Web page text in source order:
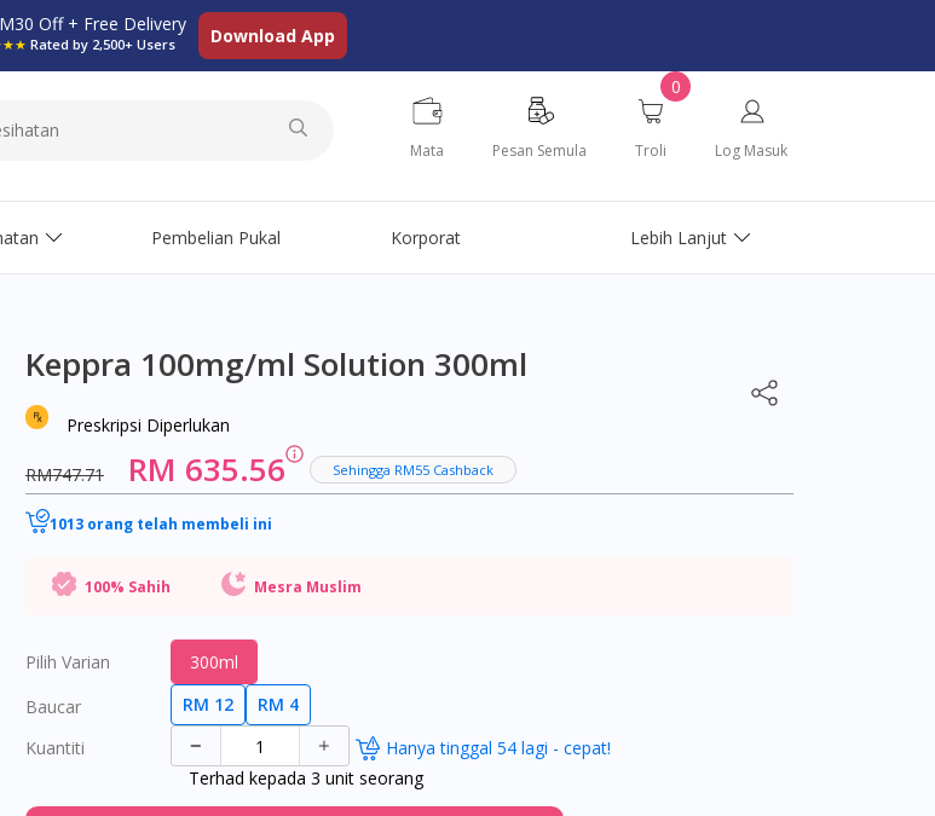
Off + Free Delivery
Rated by 2,500+ Users Download App
Mata Pesan Semula
0
Troli Log Masuk
Pembelian Pukal Korporat Lebih Lanjut
Keppra 100mg/ml Solution 300ml
Preskripsi Diperlukan
RM747.71 RM 635.56 Sehingga RM55 Cashback
1013 orang telah membeli ini
100% Sahih Mesra Muslim
Pilih Varian
300ml
Baucar
RM 12
RM 4
Kuantiti
Hanya tinggal 54 lagi - cepat!
Terhad kepada 3 unit seorang